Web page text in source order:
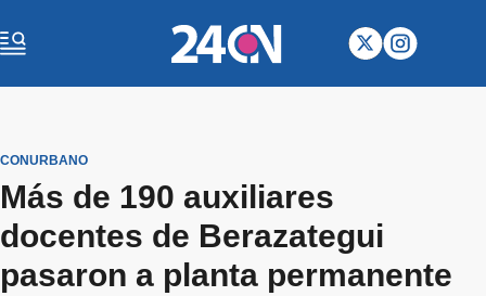
CONURBANO
Más de 190 auxiliares
docentes de Berazategui
pasaron a planta permanente